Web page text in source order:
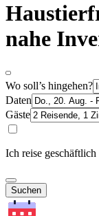
nahe
Wo soll’s hingehen?
Daten
Gäste
Ich reise geschäftlich
Suchen